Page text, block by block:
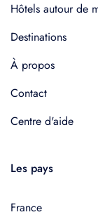
Hôtels autour de
Destinations
À propos
Contact
Centre d'aide
Les pays
France